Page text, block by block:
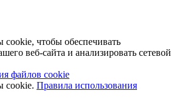
чтобы обеспечивать
веб-сайта и анализировать сетевой
файлов cookie
cookie. Правила использования